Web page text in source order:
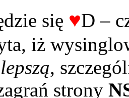
się ♥D –
iż
,
strony